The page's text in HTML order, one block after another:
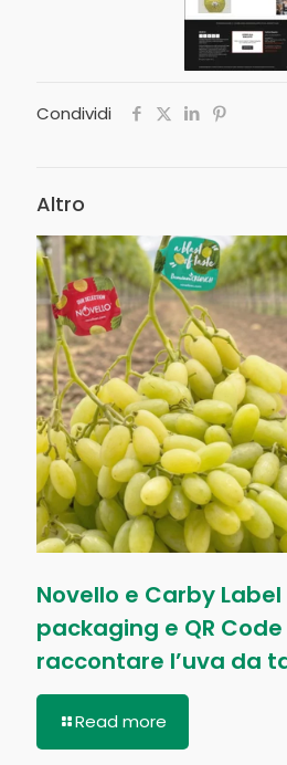
Condividi
Altro
Novello e Carby
packaging e QR
raccontare l’uva da
Read more